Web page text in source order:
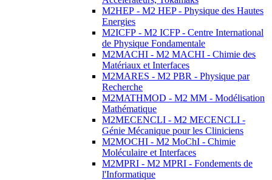
M2HEP - M2 HEP - Physique des Hautes
Energies
M2ICFP - M2 ICFP - Centre International
de Physique Fondamentale
M2MACHI - M2 MACHI - Chimie des
Matériaux et Interfaces
M2MARES - M2 PBR - Physique par
Recherche
M2MATHMOD - M2 MM - Modélisation
Mathématique
M2MECENCLI - M2 MECENCLI -
Génie Mécanique pour les Cliniciens
M2MOCHI - M2 MoChI - Chimie
Moléculaire et Interfaces
M2MPRI - M2 MPRI - Fondements de
l'Informatique